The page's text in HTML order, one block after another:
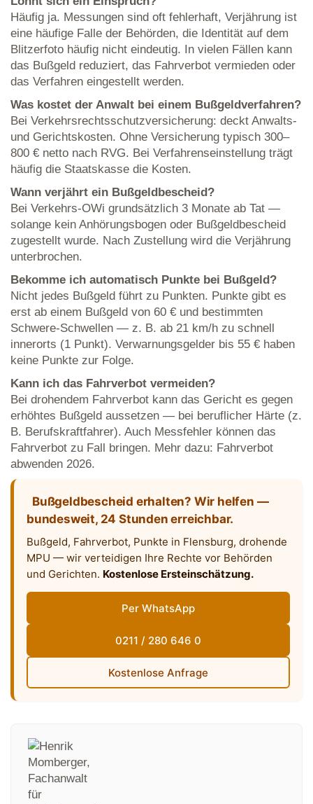
Häufig ja. Messungen sind oft fehlerhaft, Verjährung ist
eine häufige Falle der Behörden, die Identität auf dem
Blitzerfoto häufig nicht eindeutig. In vielen Fällen kann
das Bußgeld reduziert, das Fahrverbot vermieden oder
das Verfahren eingestellt werden.
Was kostet der Anwalt bei einem Bußgeldverfahren?
Bei Verkehrsrechtsschutzversicherung: deckt Anwalts-
und Gerichtskosten. Ohne Versicherung typisch 300–
800 € netto nach RVG. Bei Verfahrenseinstellung trägt
häufig die Staatskasse die Kosten.
Wann verjährt ein Bußgeldbescheid?
Bei Verkehrs-OWi grundsätzlich 3 Monate ab Tat —
solange kein Anhörungsbogen oder Bußgeldbescheid
zugestellt wurde. Nach Zustellung wird die Verjährung
unterbrochen.
Bekomme ich automatisch Punkte bei Bußgeld?
Nicht jedes Bußgeld führt zu Punkten. Punkte gibt es
erst ab einem Bußgeld von 60 € und bestimmten
Schwere-Schwellen — z. B. ab 21 km/h zu schnell
innerorts (1 Punkt). Verwarnungsgelder bis 55 € haben
keine Punkte zur Folge.
Kann ich das Fahrverbot vermeiden?
Bei drohendem Fahrverbot kann das Gericht es gegen
erhöhtes Bußgeld aussetzen — bei beruflicher Härte (z.
B. Berufskraftfahrer). Auch Messfehler können das
Fahrverbot zu Fall bringen. Mehr dazu: Fahrverbot
abwenden 2026.
Bußgeldbescheid erhalten? Wir helfen —
bundesweit, 24 Stunden erreichbar.
Bußgeld, Fahrverbot, Punkte in Flensburg, drohende
MPU — wir verteidigen Ihre Rechte vor Behörden
und Gerichten. Kostenlose Ersteinschätzung.
Per WhatsApp
0211 / 280 646 0
Kostenlose Anfrage